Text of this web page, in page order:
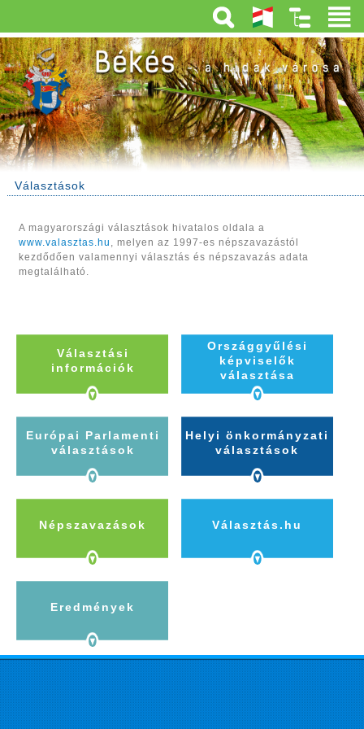
Választások
A magyarországi választások hivatalos oldala a
www.valasztas.hu
, melyen az 1997-es népszavazástól
kezdődően valamennyi választás és népszavazás adata
megtalálható.
Választási
információk
Országgyűlési
képviselők
választása
Európai Parlamenti
választások
Helyi önkormányzati
választások
Népszavazások Választás.hu
Eredmények